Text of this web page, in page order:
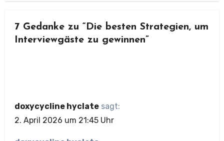
7 Gedanke zu “Die besten Strategien, um
Interviewgäste zu gewinnen”
doxycycline hyclate sagt:
2. April 2026 um 21:45 Uhr